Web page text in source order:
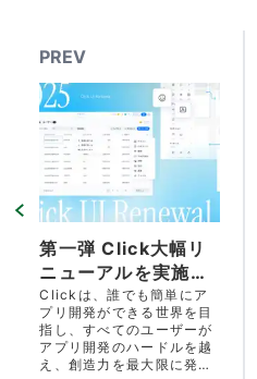
上の情報となります。 ・登録をされ
容が異なる箇所がございます。
PREV
第一弾 Click大幅リ
ニューアルを実施い
たしました
Clickは、誰でも簡単にア
プリ開発ができる世界を目
指し、すべてのユーザーが
アプリ開発のハードルを越
え、創造力を最大限に発揮